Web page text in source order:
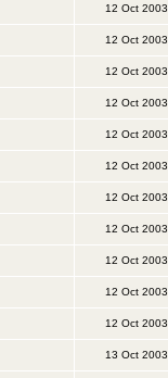
12 Oct 2003
12 Oct 2003
12 Oct 2003
12 Oct 2003
12 Oct 2003
12 Oct 2003
12 Oct 2003
12 Oct 2003
12 Oct 2003
12 Oct 2003
12 Oct 2003
13 Oct 2003